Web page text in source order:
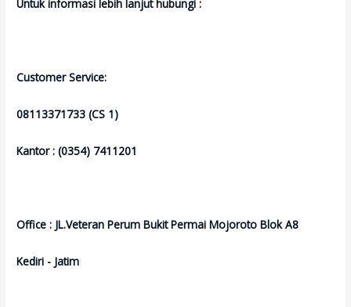
Untuk informasi lebih lanjut hubungi :
Customer Service:
08113371733 (CS 1)
Kantor : (0354) 7411201
Office : JL.Veteran Perum Bukit Permai Mojoroto Blok A8
Kediri - Jatim